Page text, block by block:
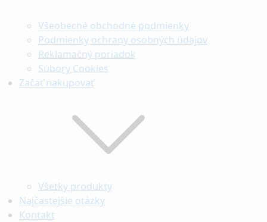
Všeobecné obchodné podmienky
Podmienky ochrany osobných údajov
Reklamačný poriadok
Súbory Cookies
Začať nakupovať
Všetky produkty
Najčastejšie otázky
Kontakt